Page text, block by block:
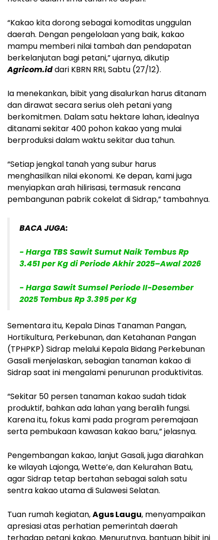
“Kakao kita dorong sebagai komoditas unggulan
daerah. Dengan pengelolaan yang baik, kakao
mampu memberi nilai tambah dan pendapatan
berkelanjutan bagi petani,” ujarnya, dikutip
Agricom.iddari KBRN RRI, Sabtu (27/12).
Ia menekankan, bibit yang disalurkan harus ditanam
dan dirawat secara serius oleh petani yang
berkomitmen. Dalam satu hektare lahan, idealnya
ditanami sekitar 400 pohon kakao yang mulai
berproduksi dalam waktu sekitar dua tahun.
“Setiap jengkal tanah yang subur harus
menghasilkan nilai ekonomi. Ke depan, kami juga
menyiapkan arah hilirisasi, termasuk rencana
pembangunan pabrik cokelat di Sidrap,” tambahnya.
BACA JUGA:
- Harga TBS Sawit Sumut Naik Tembus Rp
3.451 per Kg di Periode Akhir 2025–Awal 2026
- Harga Sawit Sumsel Periode II-Desember
2025 Tembus Rp 3.395 per Kg
Sementara itu, Kepala Dinas Tanaman Pangan,
Hortikultura, Perkebunan, dan Ketahanan Pangan
(TPHPKP) Sidrap melalui Kepala Bidang Perkebunan
Gasali menjelaskan, sebagian tanaman kakao di
Sidrap saat ini mengalami penurunan produktivitas.
“Sekitar 50 persen tanaman kakao sudah tidak
produktif, bahkan ada lahan yang beralih fungsi.
Karena itu, fokus kami pada program peremajaan
serta pembukaan kawasan kakao baru,” jelasnya.
Pengembangan kakao, lanjut Gasali, juga diarahkan
ke wilayah Lajonga, Wette’e, dan Kelurahan Batu,
agar Sidrap tetap bertahan sebagai salah satu
sentra kakao utama di Sulawesi Selatan.
Tuan rumah kegiatan,Agus Laugu, menyampaikan
apresiasi atas perhatian pemerintah daerah
terhadap petani kakao. Menurutnya, bantuan bibit ini